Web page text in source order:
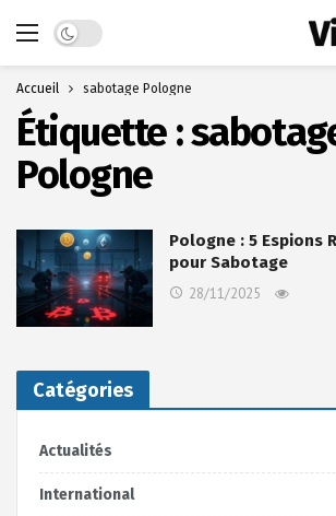
Dark mode
Accueil sabotage Pologne
Étiquette :
Pologne
Pologne : 5 Espions
pour Sabotage
28/11/2025
Catégories
Actualités
International